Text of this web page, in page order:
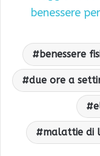
benessere
benessere
due ore a
malattie di